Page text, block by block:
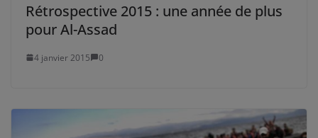
Rétrospective 2015 : une année de plus
pour Al-Assad
4 janvier 2015 0